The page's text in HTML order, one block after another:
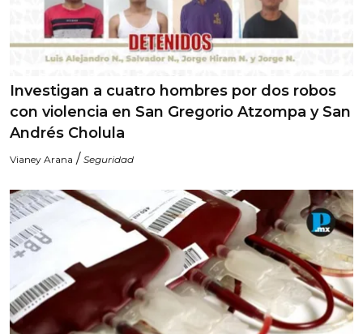
Investigan a cuatro hombres por dos robos
con violencia en San Gregorio Atzompa y San
Andrés Cholula
Vianey Arana / Seguridad